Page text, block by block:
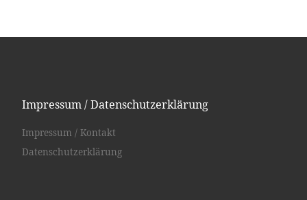
Impressum / Datenschutzerklärung
Impressum / Kontakt
Datenschutzerklärung